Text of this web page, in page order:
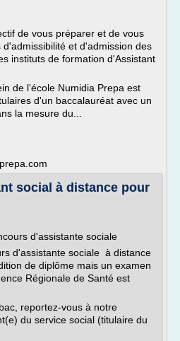
de vous préparer et de vous
et d'admission des
instituts de formation d'Assistant
de l'école Numidia Prepa est
d'un baccalauréat avec un
la mesure du...
social à distance pour
d'assistante sociale
d'assistante sociale à distance
de diplôme mais un examen
Régionale de Santé est
reportez-vous à notre
du service social (titulaire du